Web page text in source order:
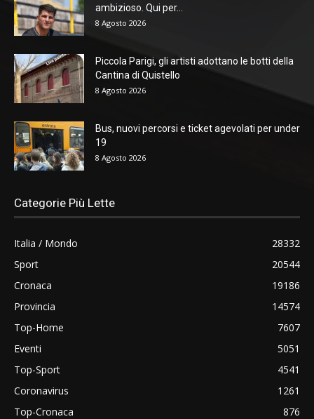
ambizioso. Qui per...
8 Agosto 2026
Piccola Parigi, gli artisti adottano le botti della
Cantina di Quistello
8 Agosto 2026
Bus, nuovi percorsi e ticket agevolati per under
19
8 Agosto 2026
Categorie Più Lette
Italia / Mondo
28332
Sport
20544
Cronaca
19186
Provincia
14574
Top-Home
7607
Eventi
5051
Top-Sport
4541
Coronavirus
1261
Top-Cronaca
876